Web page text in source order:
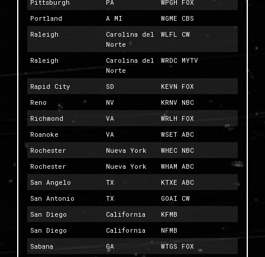
Pittsburgh PA
WPGH FOX
Portland
A MI
WGME CBS
Raleigh
Carolina del
Norte
WLFL CW
Raleigh
Carolina del
Norte
WRDC MYTV
Rapid City SD
KEVN FOX
Reno
NV
KRNV NBC
Richmond
VA
WRLH FOX
Roanoke
VA
WSET ABC
Rochester
Nueva York
WHEC NBC
Rochester
Nueva York
WHAM ABC
San Angelo
TX
KTXE ABC
San Antonio
TX
GOAI CW
San Diego
California
KFMB
San Diego
California
NFMB
Sabana
GA
WTGS FOX